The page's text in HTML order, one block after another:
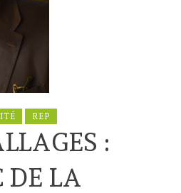
REP
:
DE LA